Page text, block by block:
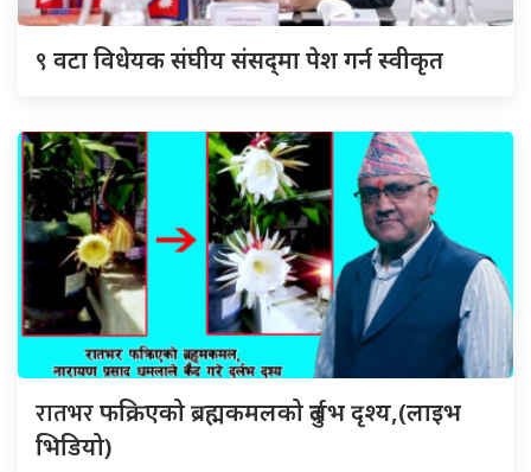
९ वटा विधेयक संघीय संसद्‌मा पेश गर्न स्वीकृत
रातभरफक्रिएको ब्रह्मकमलको दुर्लभ दृश्य,(लाइभ
भिडियो)